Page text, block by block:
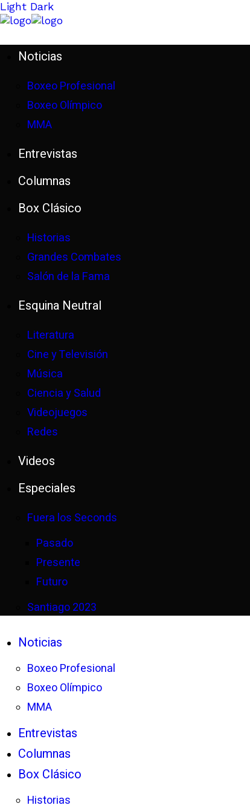
Light Dark
Noticias
Boxeo Profesional
Boxeo Olímpico
MMA
Entrevistas
Columnas
Box Clásico
Historias
Grandes Combates
Salón de la Fama
Esquina Neutral
Literatura
Cine y Televisión
Música
Ciencia y Salud
Videojuegos
Redes
Videos
Especiales
Fuera los Seconds
Pasado
Presente
Futuro
Santiago 2023
Noticias
Boxeo Profesional
Boxeo Olímpico
MMA
Entrevistas
Columnas
Box Clásico
Historias